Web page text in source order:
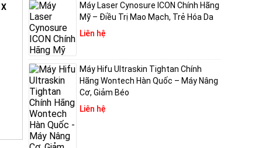
Máy Laser Cynosure ICON Chính Hãng
Mỹ – Điều Trị Mao Mạch, Trẻ Hóa Da
Liên hệ
Máy Hifu Ultraskin Tightan Chính
Hãng Wontech Hàn Quốc – Máy Nâng
Cơ, Giảm Béo
Liên hệ